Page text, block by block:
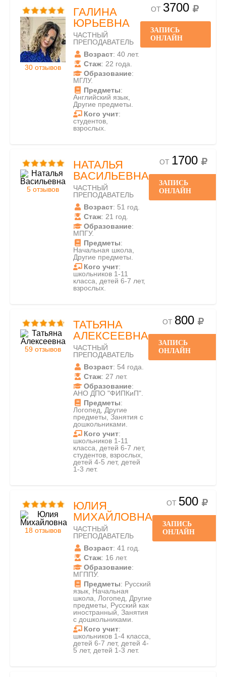
30 отзывов
ГАЛИНА
ЮРЬЕВНА
ЧАСТНЫЙ
ПРЕПОДАВАТЕЛЬ
Возраст: 40 лет.
Стаж: 22 года.
Образование:
МГЛУ.
Предметы:
Английский язык,
Другие предметы.
Кого учит:
студентов,
взрослых.
ОТ 3700
ЗАПИСЬ
ОНЛАЙН
5 отзывов
НАТАЛЬЯ
ВАСИЛЬЕВНА
ЧАСТНЫЙ
ПРЕПОДАВАТЕЛЬ
Возраст: 51 год.
Стаж: 21 год.
Образование:
МПГУ.
Предметы:
Начальная школа,
Другие предметы.
Кого учит:
школьников 1-11
класса, детей 6-7 лет,
взрослых.
ОТ 1700
ЗАПИСЬ
ОНЛАЙН
59 отзывов
ТАТЬЯНА
АЛЕКСЕЕВНА
ЧАСТНЫЙ
ПРЕПОДАВАТЕЛЬ
Возраст: 54 года.
Стаж: 27 лет.
Образование:
АНО ДПО "ФИПКиП".
Предметы:
Логопед, Другие
предметы, Занятия с
дошкольниками.
Кого учит:
школьников 1-11
класса, детей 6-7 лет,
студентов, взрослых,
детей 4-5 лет, детей
1-3 лет.
ОТ 800
ЗАПИСЬ
ОНЛАЙН
18 отзывов
ЮЛИЯ
МИХАЙЛОВНА
ЧАСТНЫЙ
ПРЕПОДАВАТЕЛЬ
Возраст: 41 год.
Стаж: 16 лет.
Образование:
МГППУ.
Предметы: Русский
язык, Начальная
школа, Логопед, Другие
предметы, Русский как
иностранный, Занятия
с дошкольниками.
Кого учит:
школьников 1-4 класса,
детей 6-7 лет, детей 4-
5 лет, детей 1-3 лет.
ОТ 500
ЗАПИСЬ
ОНЛАЙН